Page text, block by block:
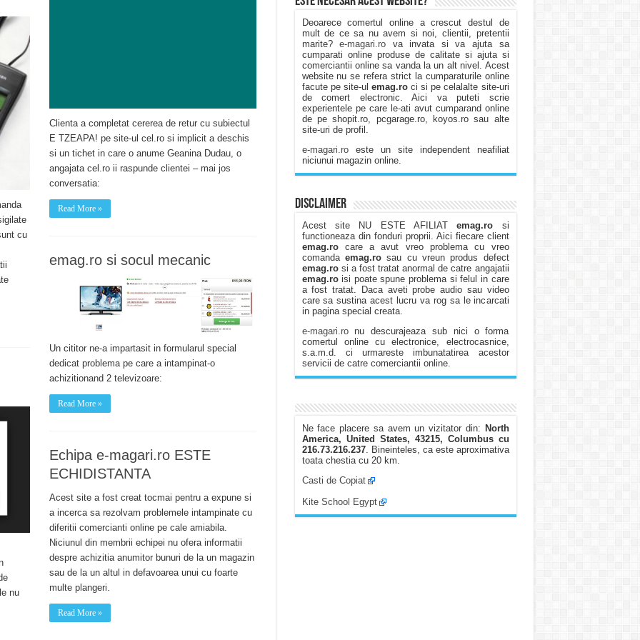
Clienta a completat cererea de retur cu subiectul
E TZEAPA! pe site-ul cel.ro si implicit a deschis
si un tichet in care o anume Geanina Dudau, o
angajata cel.ro ii raspunde clientei – mai jos
conversatia:
Read More »
cu
emag.ro si socul mecanic
Un cititor ne-a impartasit in formularul special
dedicat problema pe care a intampinat-o
achizitionand 2 televizoare:
Read More »
nu
Echipa e-magari.ro ESTE
ECHIDISTANTA
Acest site a fost creat tocmai pentru a expune si
a incerca sa rezolvam problemele intampinate cu
diferitii comercianti online pe cale amiabila.
Niciunul din membrii echipei nu ofera informatii
despre achizitia anumitor bunuri de la un magazin
sau de la un altul in defavoarea unui cu foarte
multe plangeri.
Read More »
Deoarece comertul online a crescut destul de
mult de ce sa nu avem si noi, clientii, pretentii
marite?e-magari.ro va invata si va ajuta sa
cumparati online produse de calitate si ajuta si
comerciantii online sa vanda la un alt nivel. Acest
website nu se refera strict la cumparaturile online
facute pe site-ul emag.roci si pe celalalte site-uri
de comert electronic. Aici va puteti scrie
experientele pe care le-ati avut cumparand online
de pe shopit.ro, pcgarage.ro, koyos.ro sau alte
site-uri de profil.
e-magari.roeste un site independent neafiliat
niciunui magazin online.
Disclaimer
Acest site NU ESTE AFILIATemag.ro si
functioneaza din fonduri proprii. Aici fiecare client
emag.rocare a avut vreo problema cu vreo
comanda emag.rosau cu vreun produs defect
emag.rosi a fost tratat anormal de catre angajatii
emag.roisi poate spune problema si felul in care
a fost tratat. Daca aveti probe audio sau video
care sa sustina acest lucru va rog sa le incarcati
in pagina special creata.
e-magari.ronu descurajeaza sub nici o forma
comertul online cu electronice, electrocasnice,
s.a.m.d. ci urmareste imbunatatirea acestor
servicii de catre comerciantii online.
Ne face placere sa avem un vizitator din: North
America, United States, 43215, Columbus cu
216.73.216.237. Bineinteles, ca este aproximativa
toata chestia cu 20 km.
Casti de Copiat
Kite School Egypt